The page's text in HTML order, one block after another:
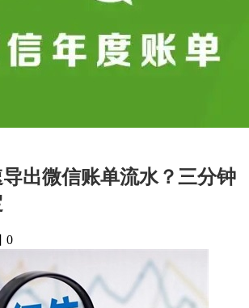
出微信账单流水？三分钟
0